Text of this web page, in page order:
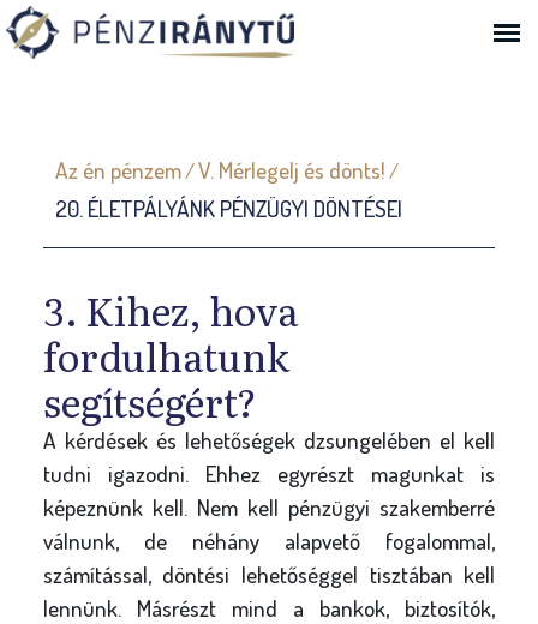
Ugrás a navigációhoz
J
e
n
l
e
g
i
h
e
l
y
Az én pénzem/V. Mérlegelj és dönts!/
20. ÉLETPÁLYÁNK PÉNZÜGYI DÖNTÉSEI
3. Kihez, hova
fordulhatunk
segítségért?
A kérdések és lehetőségek dzsungelében el kell
tudni igazodni. Ehhez egyrészt magunkat is
képeznünk kell. Nem kell pénzügyi szakemberré
válnunk, de néhány alapvető fogalommal,
számítással, döntési lehetőséggel tisztában kell
lennünk. Másrészt mind a bankok, biztosítók,